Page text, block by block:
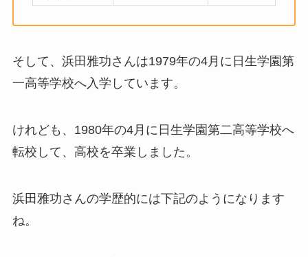
そして、浜田雅功さんは1979年の4月に日生学園第
一高等学校へ入学しています。
けれども、1980年の4月に日生学園第二高等学校へ
転校して、高校を卒業しました。
浜田雅功さんの学歴的には下記のようになります
ね。